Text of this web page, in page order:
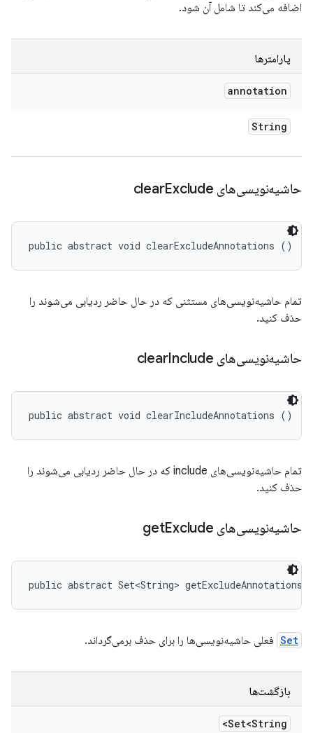
اضافه می‌کند تا شامل آن شود.
پارامترها
annotation
String
حاشیه‌نویسی‌های clear Exclude
public abstract void clearExcludeAnnotations ()
تمام حاشیه‌نویسی‌های مستثنی که در حال حاضر ردیابی می‌شوند را
حذف کنید.
حاشیه‌نویسی‌های clear Include
public abstract void clearIncludeAnnotations ()
تمام حاشیه‌نویسی‌های include که در حال حاضر ردیابی می‌شوند را
حذف کنید.
حاشیه‌نویسی‌های get Exclude
public abstract Set<String> getExcludeAnnotations
Set فعلی حاشیه‌نویسی‌ها را برای حذف برمی‌گرداند.
بازگشت‌ها
Set<String>